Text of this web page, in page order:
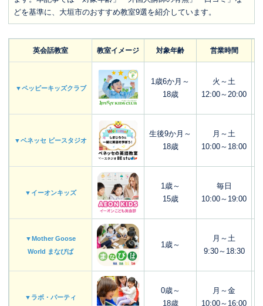
どを基準に、大垣市のおすすめ教室9選を紹介しています。
英会話教室 教室イメージ 対象年齢 営業時間
▼ペッピーキッズクラブ
1歳6か月～
18歳
火～土
12:00～20:00
▼ベネッセ ビースタジオ
生後9か月～
18歳
月～土
10:00～18:00
▼イーオンキッズ
1歳～
15歳
毎日
10:00～19:00
▼Mother Goose
World まなびば
1歳～
月～土
9:30～18:30
▼ラボ・パーティ
0歳～
18歳
月～金
10:00～16:00